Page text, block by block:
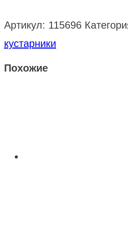
Артикул: 115696
кустарники
Похожие